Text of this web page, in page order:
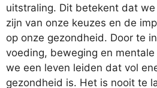
uitstraling. Dit betekent dat
zijn van onze keuzes en de
op onze gezondheid. Door te
voeding, beweging en
we een leven leiden dat vol
gezondheid is. Het is nooit te